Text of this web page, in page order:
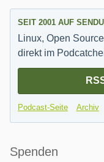
SEIT 2001 AUF
Linux, Open
direkt im
Podcast-Seite Archiv
Spenden